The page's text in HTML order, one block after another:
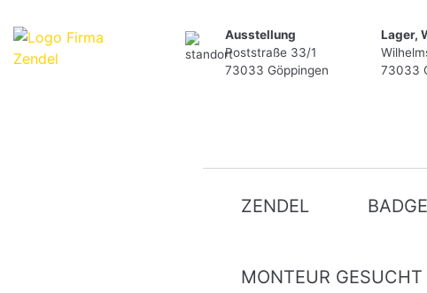
content
Ausstellung
Poststraße 33/1
73033 Göppingen
Lager,
73033
ZENDEL
MONTEUR GESUCHT